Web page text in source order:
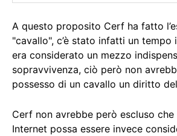
A questo proposito Cerf ha fatto
"cavallo", c’è stato infatti un tempo
era considerato un mezzo
sopravvivenza, ciò però non
possesso di un cavallo un diritto
Cerf non avrebbe però escluso che
Internet possa essere invece